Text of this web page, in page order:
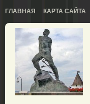
ГЛАВНАЯ КАРТА САЙТА